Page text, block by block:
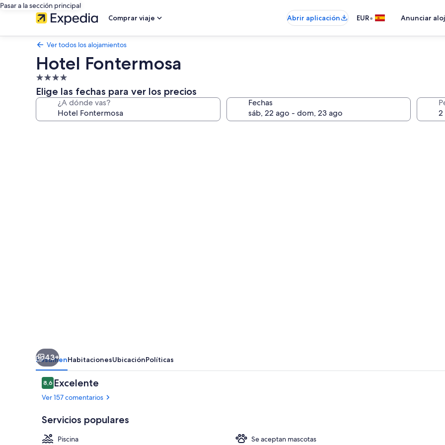
Pasar a la sección principal
Comprar viaje
Abrir aplicación EUR• Anunciar
Ver todos los alojamientos
Hotel Fontermosa
Alojamiento
de
4.0 estrellas
Elige las fechas para ver los precios
¿A dónde vas? Fechas
43+
ResumenHabitacionesUbicaciónPolíticas
Comentarios
8,68,6 de 10
Excelente
Ver 157 comentarios
Servicios populares
Piscina
Se aceptan mascotas